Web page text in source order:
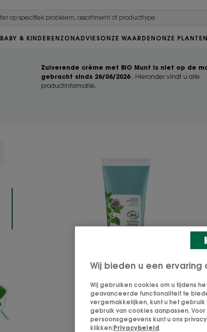
BABY & KINDEREN ZONADVIESONZE WAARDEN ONZE PLANTEN
Zuiverende crème met BIO Munt is niet op de
gebracht sinds 26/06/2026 . Hieronder vindt u alle
productinformatie.
Wij bieden u een
Wij gebruiken cookies om u tijdens
geavanceerde functionaliteit te
vergemakkelijken, kunt u het
gebruik van cookies aanpassen.
persoonsgegevens kunt u ons
klikken:Privacybeleid